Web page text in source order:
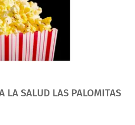
LA SALUD LAS PALOMITAS